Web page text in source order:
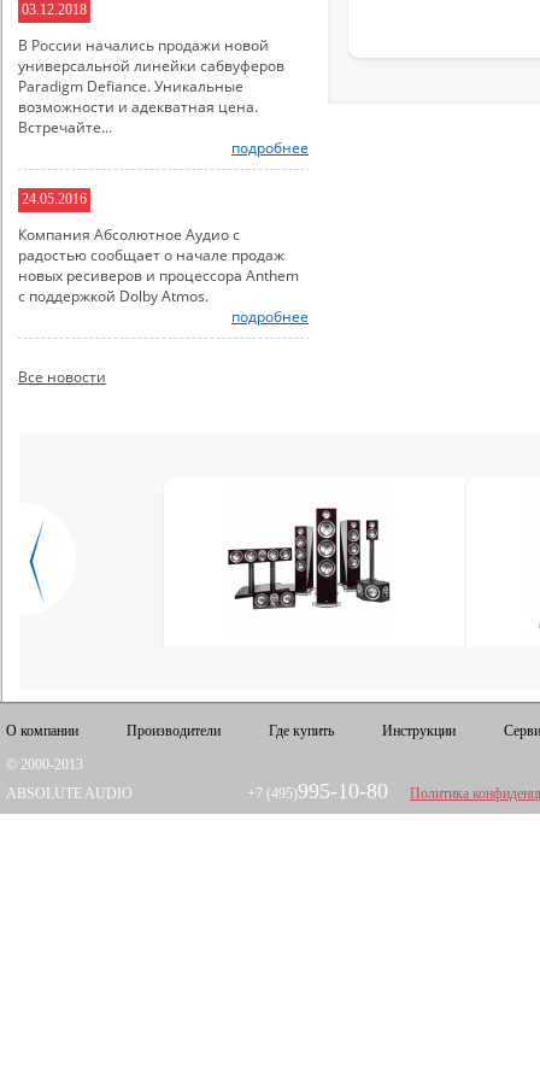
03.12.2018
В России начались продажи новой
универсальной линейки сабвуферов
Paradigm Defiance. Уникальные
возможности и адекватная цена.
Встречайте...
подробнее
24.05.2016
Компания Абсолютное Аудио с
радостью сообщает о начале продаж
новых ресиверов и процессора Anthem
с поддержкой Dolby Atmos.
подробнее
Все новости
О компании Производители Где купить Инструкции
© 2000-2013
ABSOLUTE AUDIO
+7 (495)995-10-80 Политика